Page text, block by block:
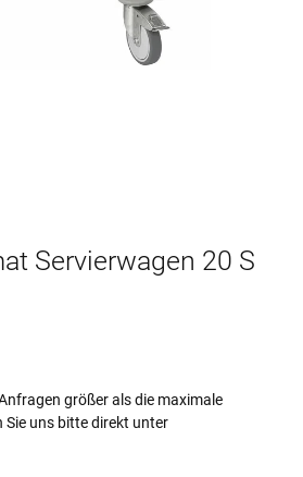
Servierwagen 20 S
größer als die maximale
Sie uns bitte direkt unter